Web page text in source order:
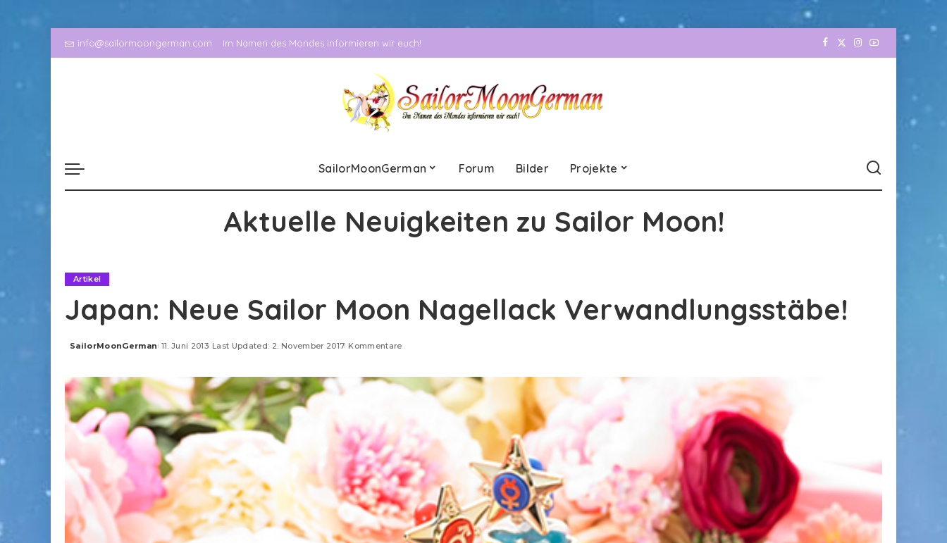
info@sailormoongerman.com Im Namen des Mondes informieren wir euch!
SailorMoonGerman Forum Bilder Projekte
Aktuelle Neuigkeiten zu Sailor Moon!
Artikel
Japan: Neue Sailor Moon Nagellack Verwandlungsstäbe!
Posted
SailorMoonGerman 11. Juni 2013 Last Updated: 2. November 2017 Kommentare